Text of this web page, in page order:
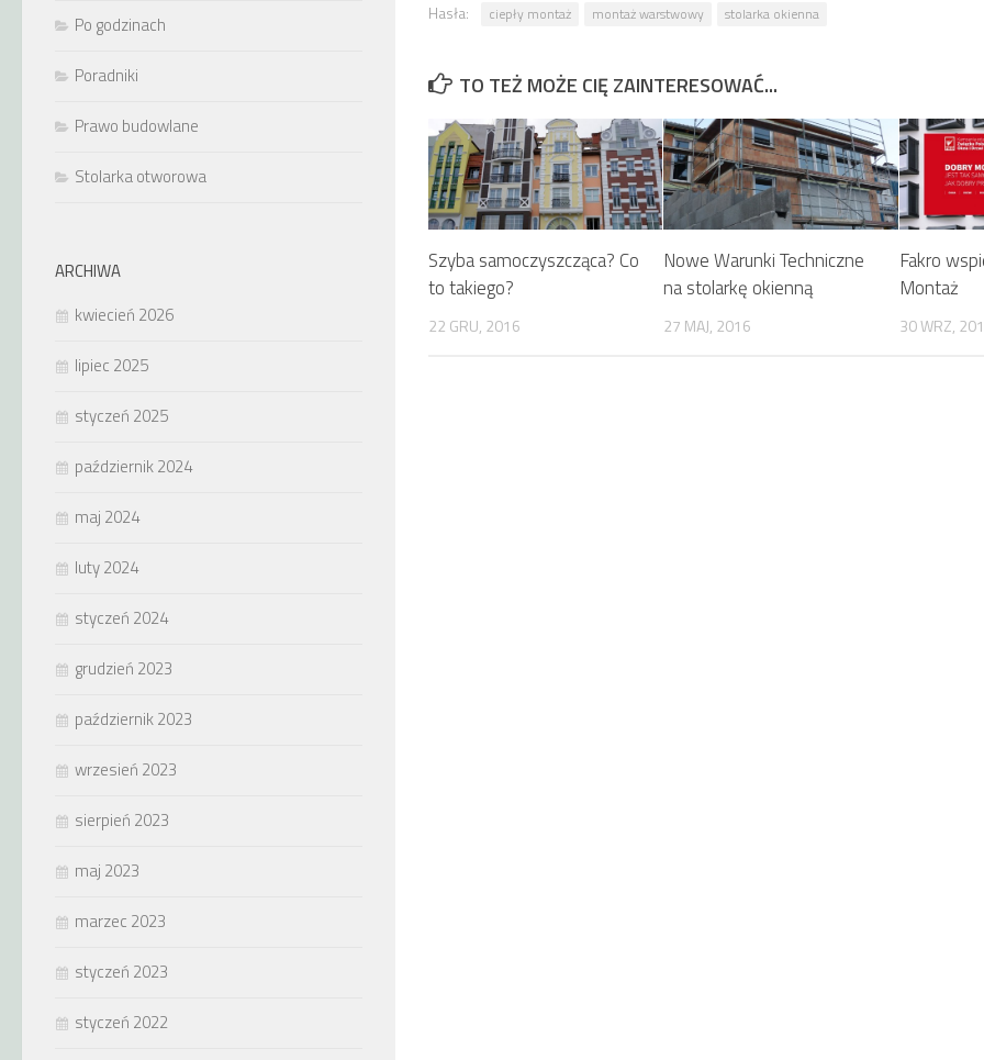
Hasła: ciepły montaż montaż warstwowy stolarka okienna
TO TEŻ MOŻE CIĘ ZAINTERESOWAĆ...
Szyba samoczyszcząca? Co
to takiego?
22 GRU, 2016
Nowe Warunki Techniczne
na stolarkę okienną
27 MAJ, 2016
Fakro
Montaż
30 WRZ,
Po godzinach
Poradniki
Prawo budowlane
Stolarka otworowa
ARCHIWA
kwiecień 2026
lipiec 2025
styczeń 2025
październik 2024
maj 2024
luty 2024
styczeń 2024
grudzień 2023
październik 2023
wrzesień 2023
sierpień 2023
maj 2023
marzec 2023
styczeń 2023
styczeń 2022